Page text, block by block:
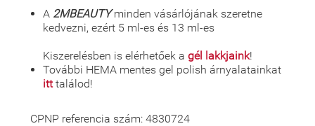
A 2MBEAUTYminden vásárlójának szeretne
kedvezni, ezért 5 ml-es és 13 ml-es
Kiszerelésben is elérhetőek a gél lakkjaink!
További HEMA mentes gel polish árnyalatainkat
itttalálod!
CPNP referencia szám: 4830724